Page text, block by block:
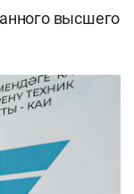
высшего